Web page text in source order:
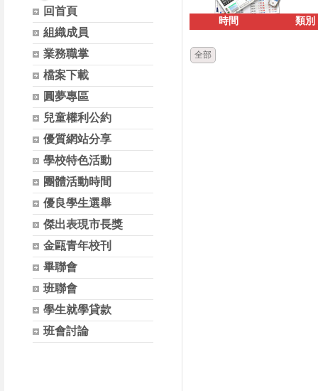
回首頁
組織成員
業務職掌
檔案下載
圓夢專區
兒童權利公約
優質網站分享
學校特色活動
團體活動時間
優良學生選舉
傑出表現市長獎
金甌青年校刊
畢聯會
班聯會
學生就學貸款
班會討論
時間 類別
全部